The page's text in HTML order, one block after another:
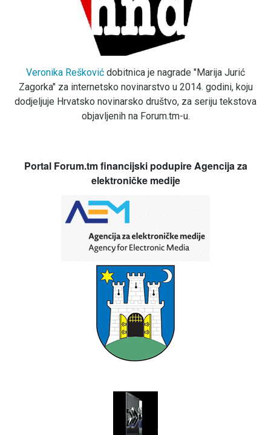
Veronika Rešković dobitnica je nagrade "Marija Jurić
Zagorka" za internetsko novinarstvo u 2014. godini, koju
dodjeljuje Hrvatsko novinarsko društvo, za seriju tekstova
objavljenih na Forum.tm-u.
Portal Forum.tm financijski podupire Agencija za
elektroničke medije